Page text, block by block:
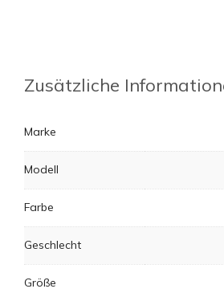
Zusätzliche
Marke
Modell
Farbe
Geschlecht
Größe